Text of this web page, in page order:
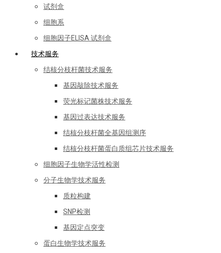
试剂盒
细胞系
细胞因子ELISA 试剂盒
技术服务
结核分枝杆菌技术服务
基因敲除技术服务
荧光标记菌株技术服务
基因过表达技术服务
结核分枝杆菌全基因组测序
结核分枝杆菌蛋白质组芯片技术服务
细胞因子生物学活性检测
分子生物学技术服务
质粒构建
SNP检测
基因定点突变
蛋白生物学技术服务